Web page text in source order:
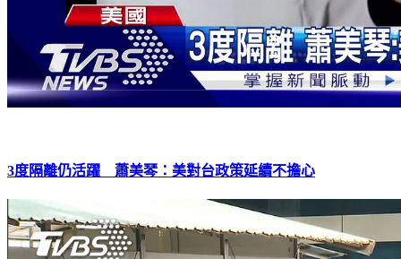
3度隔離仍活躍 蕭美琴：美對台政策延續不擔心